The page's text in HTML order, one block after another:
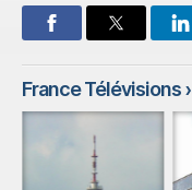
France Télévisions